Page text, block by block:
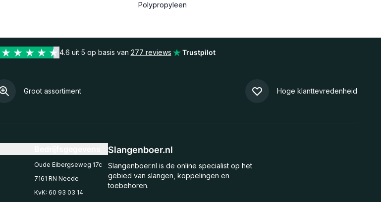
Polypropyleen
4.6 uit 5 op basis van 277 reviews Trustpilot
Groot assortiment Hoge klanttevredenheid
Slangenboer.nl
Slangenboer.nl is de online specialist op het
gebied van slangen, koppelingen en
toebehoren.
Oude Eibergseweg 17c
7161 RN Neede
KvK: 60 93 03 14